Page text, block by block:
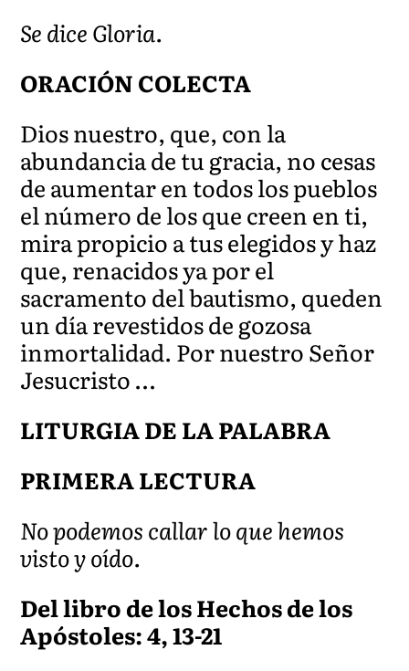
Se dice Gloria.
ORACIÓN COLECTA
Dios nuestro, que, con la
abundancia de tu gracia, no cesas
de aumentar en todos los pueblos
el número de los que creen en ti,
mira propicio a tus elegidos y haz
que, renacidos ya por el
sacramento del bautismo, queden
un día revestidos de gozosa
inmortalidad. Por nuestro Señor
Jesucristo …
LITURGIA DE LA PALABRA
PRIMERA LECTURA
No podemos callar lo que hemos
visto y oído.
Del libro de los Hechos de los
Apóstoles: 4, 13-21